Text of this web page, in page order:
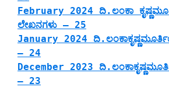
February 2024 ದಿ.ಲಂಕಾ
ಲೇಖನಗಳು – 25
January 2024
– 24
December 2023
– 23